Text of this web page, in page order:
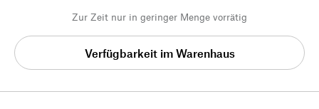
Zur Zeit nur in geringer Menge vorrätig
Verfügbarkeit im Warenhaus